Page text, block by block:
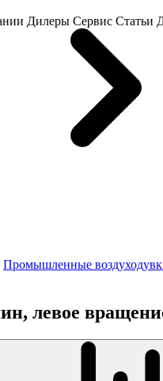
Дилеры Сервис Статьи
Промышленные
левое